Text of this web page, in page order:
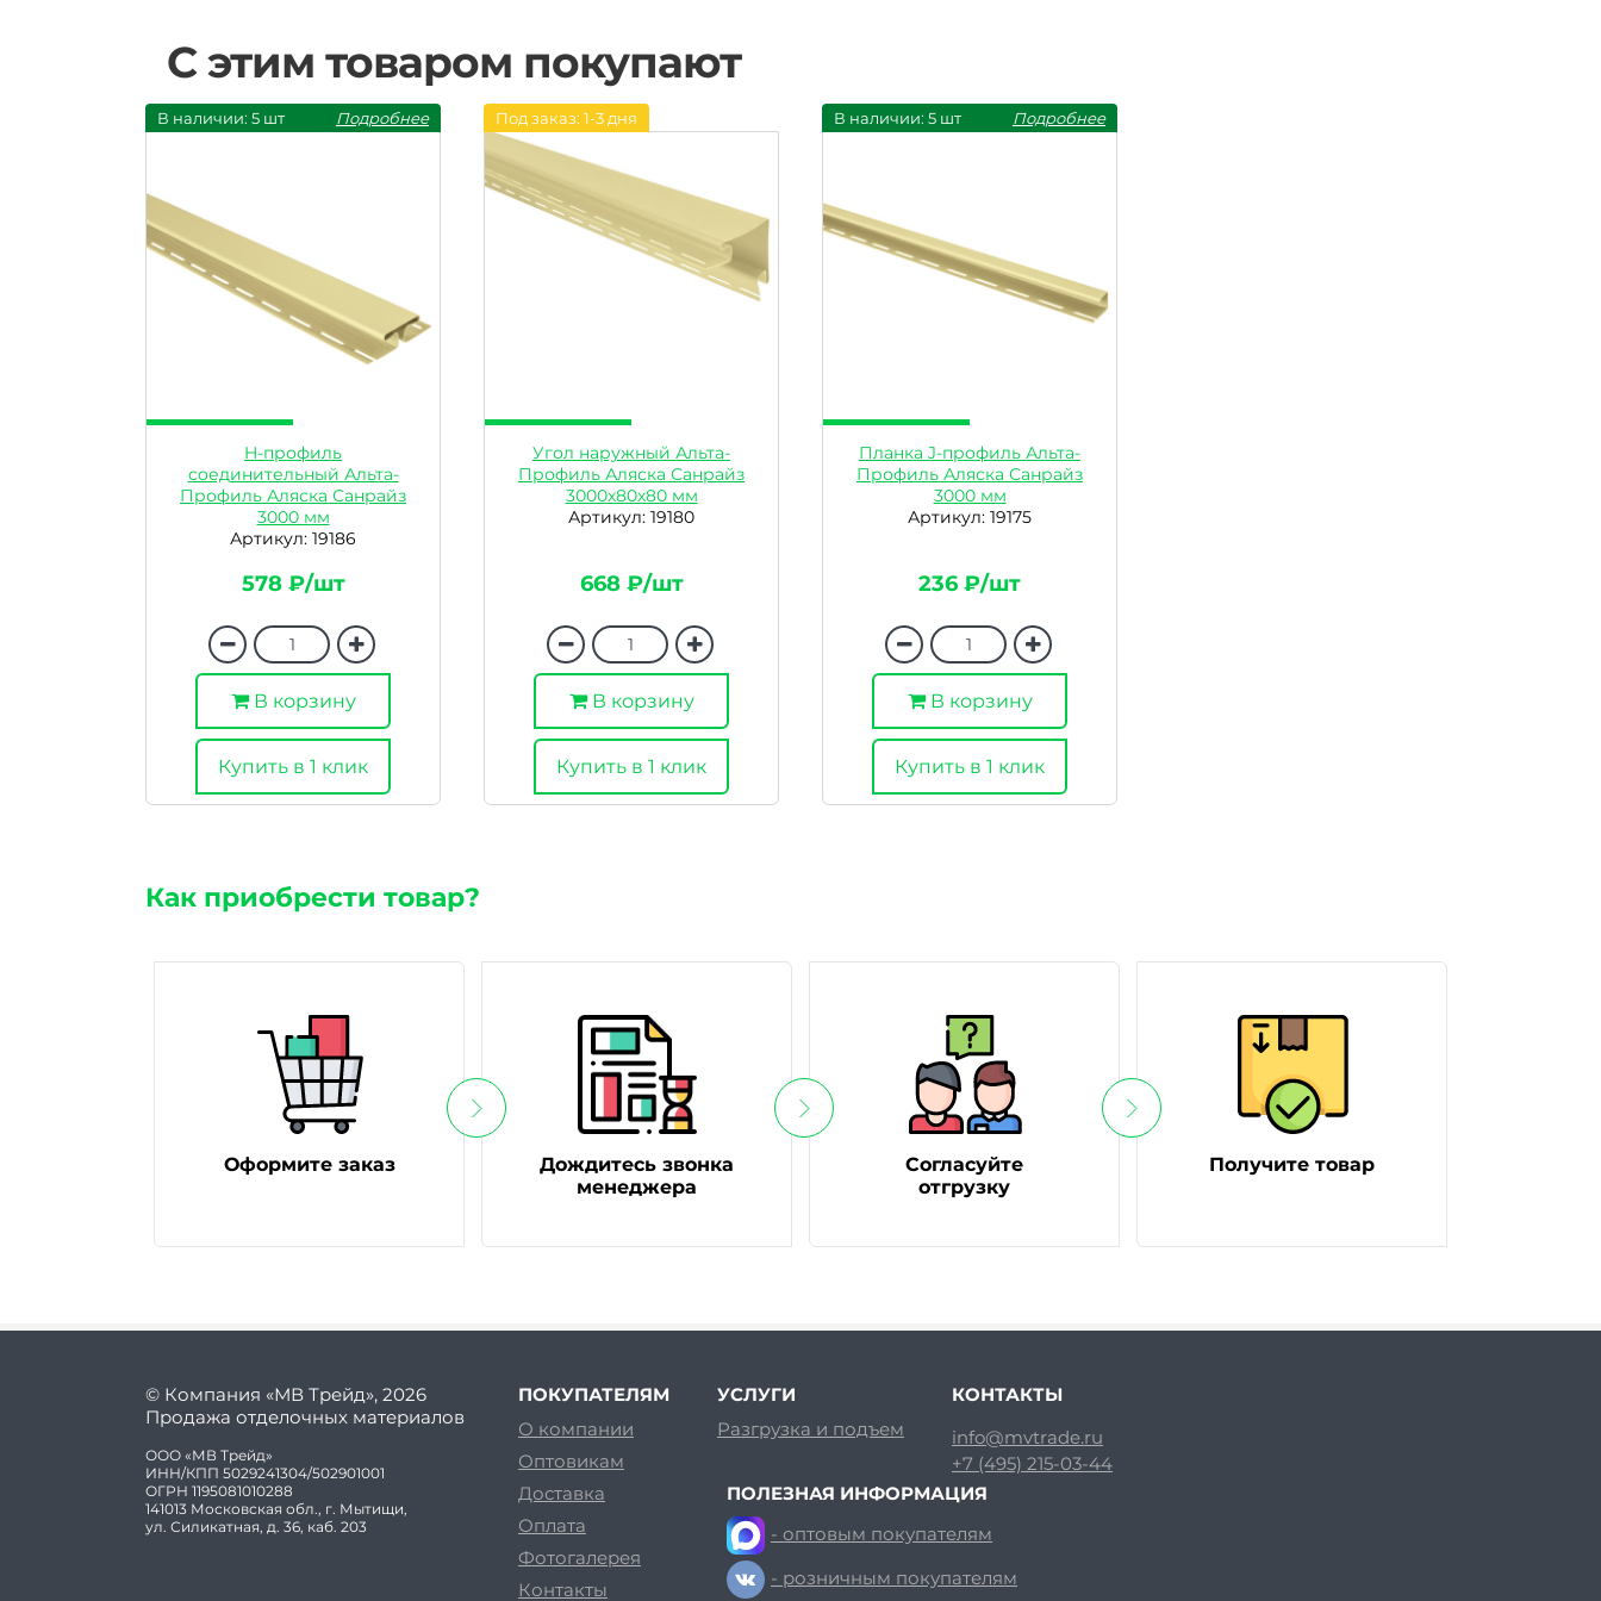
С этим товаром покупают
В наличии: 5 шт Подробнее
H-профиль
соединительный Альта-
Профиль Аляска Санрайз
3000 мм
Артикул: 19186
578 ₽/шт
В корзину
Купить в 1 клик
Под заказ: 1-3 дня
Угол наружный Альта-
Профиль Аляска Санрайз
3000х80х80 мм
Артикул: 19180
668 ₽/шт
В корзину
Купить в 1 клик
В наличии: 5 шт Подробнее
Планка J-профиль Альта-
Профиль Аляска Санрайз
3000 мм
Артикул: 19175
236 ₽/шт
В корзину
Купить в 1 клик
Как приобрести товар?
Оформите заказ
Дождитесь звонка
менеджера
Согласуйте
отгрузку
Получите товар
© Компания «МВ Трейд», 2026
Продажа отделочных материалов
ООО «МВ Трейд»
ИНН/КПП 5029241304/502901001
ОГРН 1195081010288
141013 Московская обл., г. Мытищи,
ул. Силикатная, д. 36, каб. 203
ПОКУПАТЕЛЯМ
О компании
Оптовикам
Доставка
Оплата
Фотогалерея
Контакты
УСЛУГИ
Разгрузка и подъем
КОНТАКТЫ
info@mvtrade.ru
+7 (495) 215-03-44
ПОЛЕЗНАЯ ИНФОРМАЦИЯ
- оптовым покупателям
- розничным покупателям